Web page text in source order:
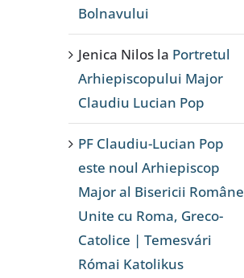
Bolnavului
Jenica Nilos la Portretul
Arhiepiscopului Major
Claudiu Lucian Pop
PF Claudiu-Lucian Pop
este noul Arhiepiscop
Major al Bisericii Române
Unite cu Roma, Greco-
Catolice | Temesvári
Római Katolikus